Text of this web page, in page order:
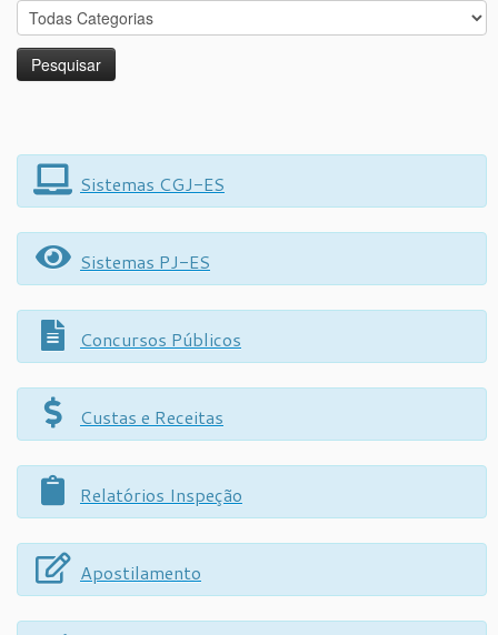
Sistemas CGJ-ES
Sistemas PJ-ES
Concursos Públicos
Custas e Receitas
Relatórios Inspeção
Apostilamento